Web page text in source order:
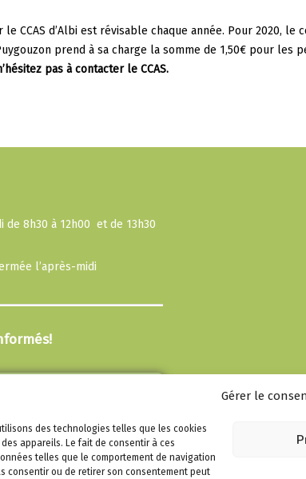
Gérer le
des technologies telles que les cookies
appareils. Le fait de consentir à ces
telles que le comportement de navigation
consentir ou de retirer son consentement peut
CCAS d’Albi est révisable chaque année. Pour 2020,
prend à sa charge la somme de 1,50€ pour
pas à contacter le CCAS.
de 8h30 à 12h00 et de 13h30
l’après-midi
la politique de